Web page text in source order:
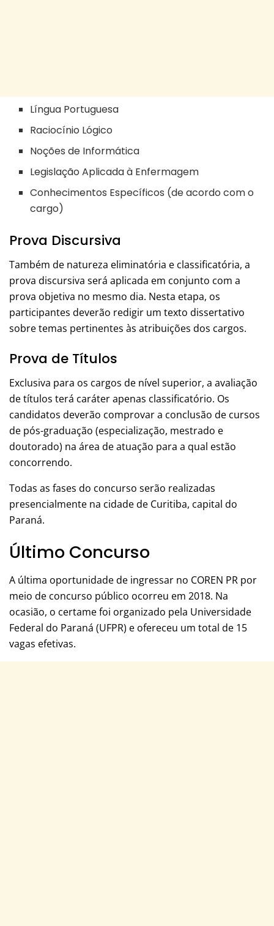
Língua Portuguesa
Raciocínio Lógico
Noções de Informática
Legislação Aplicada à Enfermagem
Conhecimentos Específicos (de acordo com o
cargo)
Prova Discursiva
Também de natureza eliminatória e classificatória, a
prova discursiva será aplicada em conjunto com a
prova objetiva no mesmo dia. Nesta etapa, os
participantes deverão redigir um texto dissertativo
sobre temas pertinentes às atribuições dos cargos.
Prova de Títulos
Exclusiva para os cargos de nível superior, a avaliação
de títulos terá caráter apenas classificatório. Os
candidatos deverão comprovar a conclusão de cursos
de pós-graduação (especialização, mestrado e
doutorado) na área de atuação para a qual estão
concorrendo.
Todas as fases do concurso serão realizadas
presencialmente na cidade de Curitiba, capital do
Paraná.
Último Concurso
A última oportunidade de ingressar no COREN PR por
meio de concurso público ocorreu em 2018. Na
ocasião, o certame foi organizado pela Universidade
Federal do Paraná (UFPR) e ofereceu um total de 15
vagas efetivas.